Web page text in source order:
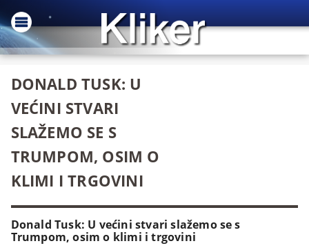
DONALD TUSK: U
VEĆINI STVARI
SLAŽEMO SE S
TRUMPOM, OSIM O
KLIMI I TRGOVINI
Donald Tusk: U većini stvari slažemo se s
Trumpom, osim o klimi i trgovini